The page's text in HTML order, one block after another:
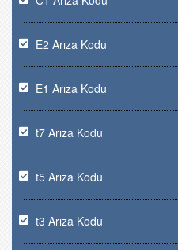
E2 Arıza Kodu
E1 Arıza Kodu
t7 Arıza Kodu
t5 Arıza Kodu
t3 Arıza Kodu